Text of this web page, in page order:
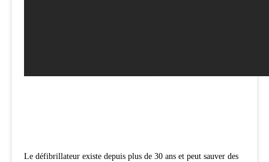
Le défibrillateur existe depuis plus de 30 ans et peut sauver des